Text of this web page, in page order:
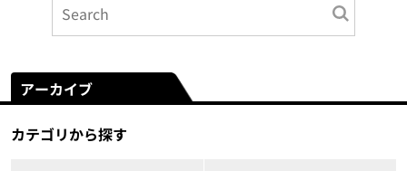
アーカイブ
カテゴリから探す